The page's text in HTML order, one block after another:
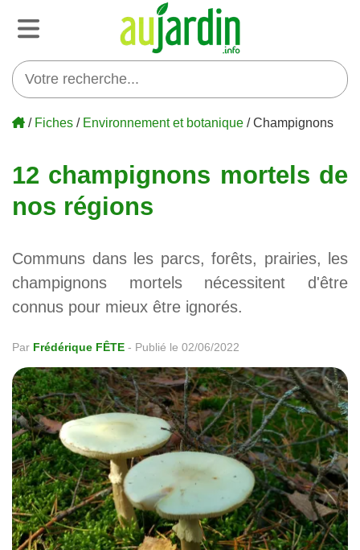
/ Fiches / Environnement et botanique / Champignons
12 champignons mortels de
nos régions
Communs dans les parcs, forêts, prairies, les
champignons mortels nécessitent d'être
connus pour mieux être ignorés.
Par Frédérique FÊTE - Publié le 02/06/2022